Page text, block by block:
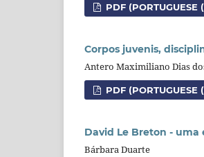
PDF (PORTUGUESE
Corpos juvenis,
Antero Maximiliano Dias
PDF (PORTUGUESE
David Le Breton - uma
Bárbara Duarte